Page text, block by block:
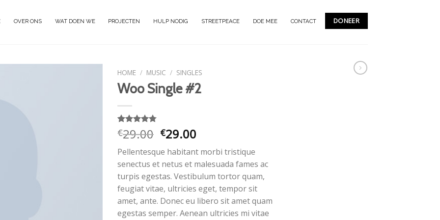
OVER ONS WAT DOEN WE PROJECTEN HULP NODIG STREETPEACE DOE MEE CONTACT DONEER
HOME / MUSIC / SINGLES
Woo Single #2
Gewaardeerd
4.75op 5
op
4
klantbeoordelingen
€29.00 Oorspronkelijke
prijs
was:
€29.00.
€29.00
prijs
is:
€29.00.
Pellentesque habitant morbi tristique
senectus et netus et malesuada fames ac
turpis egestas. Vestibulum tortor quam,
feugiat vitae, ultricies eget, tempor sit
amet, ante. Donec eu libero sit amet quam
egestas semper. Aenean ultricies mi vitae